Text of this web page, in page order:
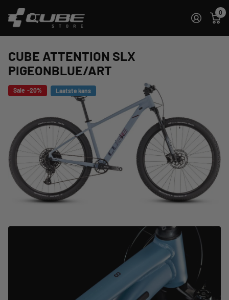
0
CUBE ATTENTION SLX
PIGEONBLUE/ART
Sale -20% Laatste kans